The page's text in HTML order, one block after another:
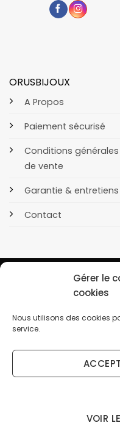
Gérer le
cookies
Nous utilisons des cookies
service.
VOIR
ORUSBIJOUX
A Propos
Paiement sécurisé
Conditions générales
de vente
Garantie & entretiens
Contact
Copyright 2026 ©
BP90032, 13600 La Ciotat,
↩️
Droit de rétractation